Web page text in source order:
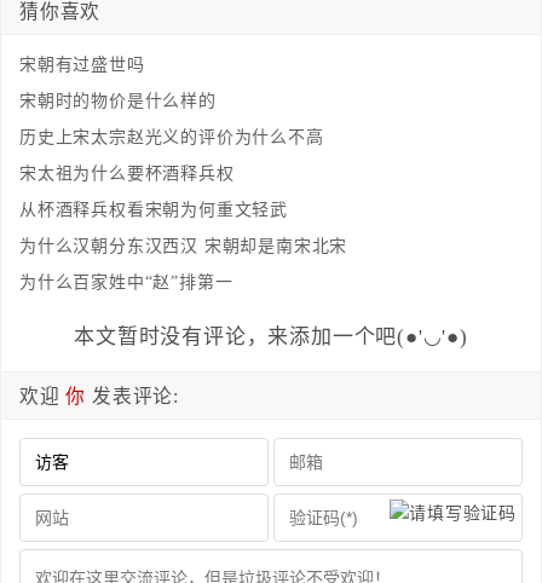
猜你喜欢
宋朝有过盛世吗
宋朝时的物价是什么样的
历史上宋太宗赵光义的评价为什么不高
宋太祖为什么要杯酒释兵权
从杯酒释兵权看宋朝为何重文轻武
为什么汉朝分东汉西汉 宋朝却是南宋北宋
为什么百家姓中“赵”排第一
本文暂时没有评论，来添加一个吧(●'◡'●)
欢迎你 发表评论: